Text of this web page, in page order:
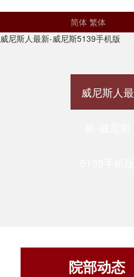
简体 繁体
威尼斯人最新-威尼斯5139手机版
威尼斯人最
院部动态